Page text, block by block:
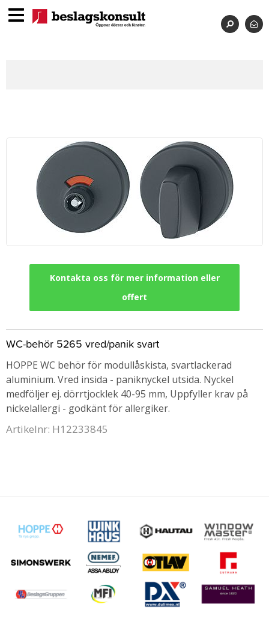
Kontakta oss för mer information eller
offert
WC-behör 5265 vred/panik svart
HOPPE WC behör för modullåskista, svartlackerad
aluminium. Vred insida - paniknyckel utsida. Nyckel
medföljer ej. dörrtjocklek 40-95 mm, Uppfyller krav på
nickelallergi - godkänt för allergiker.
Artikelnr: H12233845